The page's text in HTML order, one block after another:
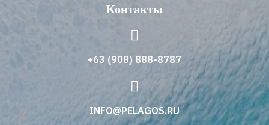
Контакты
+63 (908) 888-8787
INFO@PELAGOS.RU